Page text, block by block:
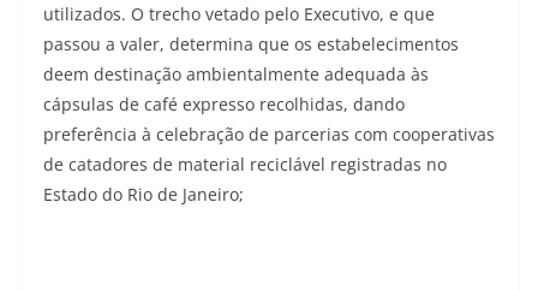
utilizados. O trecho vetado pelo Executivo, e que
passou a valer, determina que os estabelecimentos
deem destinação ambientalmente adequada às
cápsulas de café expresso recolhidas, dando
preferência à celebração de parcerias com cooperativas
de catadores de material reciclável registradas no
Estado do Rio de Janeiro;